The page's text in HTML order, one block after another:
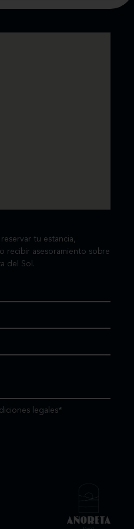
tu estancia,
recibir asesoramiento sobre
del Sol.
legales*